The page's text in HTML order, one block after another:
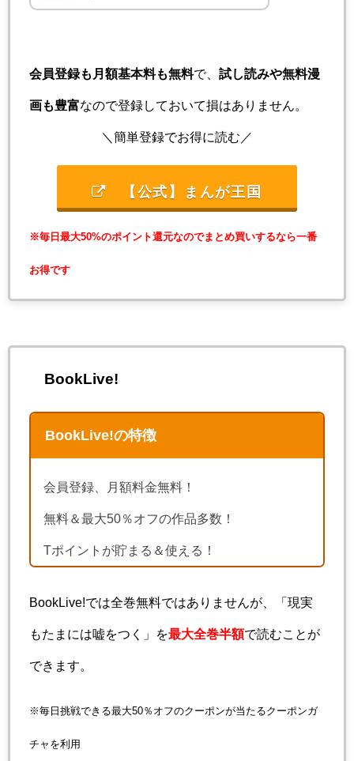
会員登録も月額基本料も無料で、 試し読みや無料漫
画も豊富なので登録しておいて損はありません。
＼簡単登録でお得に読む／
【公式】まんが王国
※毎日最大50%のポイント還元なのでまとめ買いするなら一番
お得です
BookLive!
BookLive!の特徴
会員登録、月額料金無料！
無料＆最大50％オフの作品多数！
Tポイントが貯まる＆使える！
BookLive!では全巻無料ではありませんが、「現実
もたまには嘘をつく」を最大全巻半額で読むことが
できます。
※毎日挑戦できる最大50％オフのクーポンが当たるクーポンガ
チャを利用